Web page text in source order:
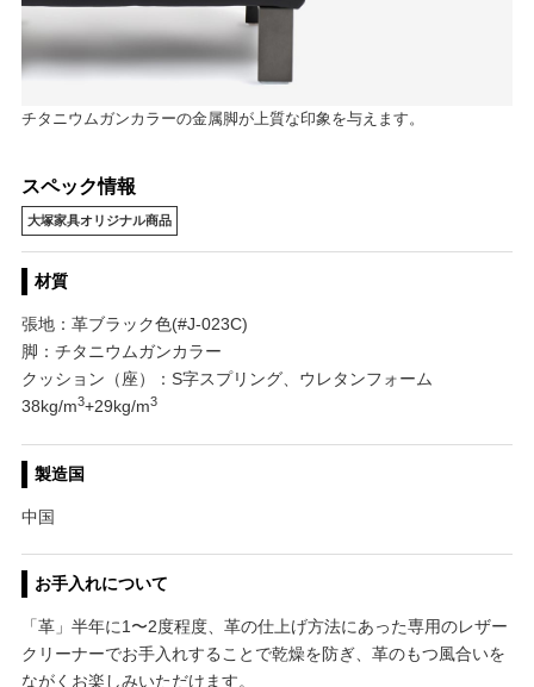
チタニウムガンカラーの金属脚が上質な印象を与えます。
スペック情報
大塚家具オリジナル商品
材質
張地：革ブラック色(#J-023C)
脚：チタニウムガンカラー
クッション（座）：S字スプリング、ウレタンフォーム
38kg/m3+29kg/m3
製造国
中国
お手入れについて
「革」半年に1〜2度程度、革の仕上げ方法にあった専用のレザー
クリーナーでお手入れすることで乾燥を防ぎ、革のもつ風合いを
ながくお楽しみいただけます。